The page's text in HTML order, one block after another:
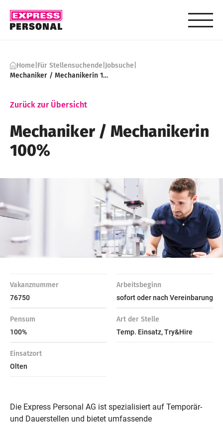
Home|Für Stellensuchende|Jobsuche|
Mechaniker / Mechanikerin 100%
Zurück zur Übersicht
Mechaniker ​/ Mechanikerin
100%
Vakanznummer
76750
Arbeitsbeginn
sofort oder nach Vereinbarung
Pensum
100%
Art der Stelle
Temp. Einsatz, Try&Hire
Einsatzort
Olten
Die Express Personal AG ist spezialisiert auf Temporär-
und Dauerstellen und bietet umfassende